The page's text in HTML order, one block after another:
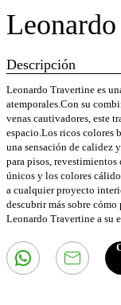
Descripción
Leonardo Travertine es
atemporales.Con su
venas cautivadores, este
espacio.Los ricos colores
una sensación de calidez
para pisos, revestimientos
únicos y los colores
a cualquier proyecto
descubrir más sobre
Leonardo Travertine a su